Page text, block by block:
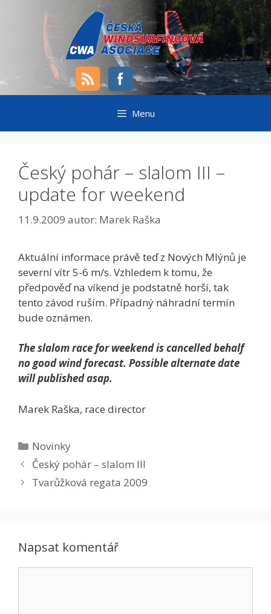
Menu
Český pohár – slalom III –
update for weekend
11.9.2009 autor: Marek Raška
Aktuální informace právě teď z Nových Mlýnů je
severní vítr 5-6 m/s. Vzhledem k tomu, že
předpověď na víkend je podstatně horší, tak
tento závod ruším. Případný náhradní termín
bude oznámen.
The slalom race for weekend is cancelled behalf
no good wind forecast. Possible alternate date
will published asap.
Marek Raška, race director
Rubriky
Novinky
Český pohár – slalom III
Tvarůžková regata 2009
Napsat komentář